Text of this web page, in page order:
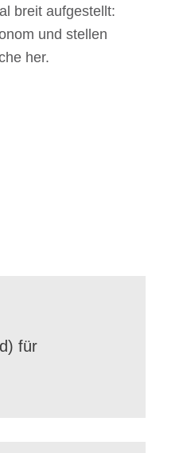
breit aufge­stellt:
und stel­len
her.
für